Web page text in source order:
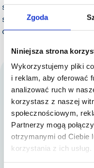
Zgoda
Niniejsza strona
Wykorzystujemy pliki
i reklam, aby oferować
analizować ruch w
korzystasz z naszej
społecznościowym,
Partnerzy mogą
otrzymanymi od Ciebie
korzystania z ich usług.
samodzielnie
się wyłącznie na
opieki przy
Bieg Firmowy
Regulamin Biegu
Regulamin serwisu
Polityka prywatności